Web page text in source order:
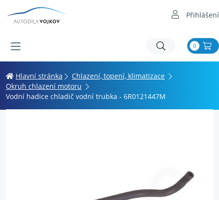
Přihlášení
0
Hlavní stránka
Chlazení, topení, klimatizace
Okruh chlazení motoru
Vodní hadice chladič vodní trubka - 6R0121447M